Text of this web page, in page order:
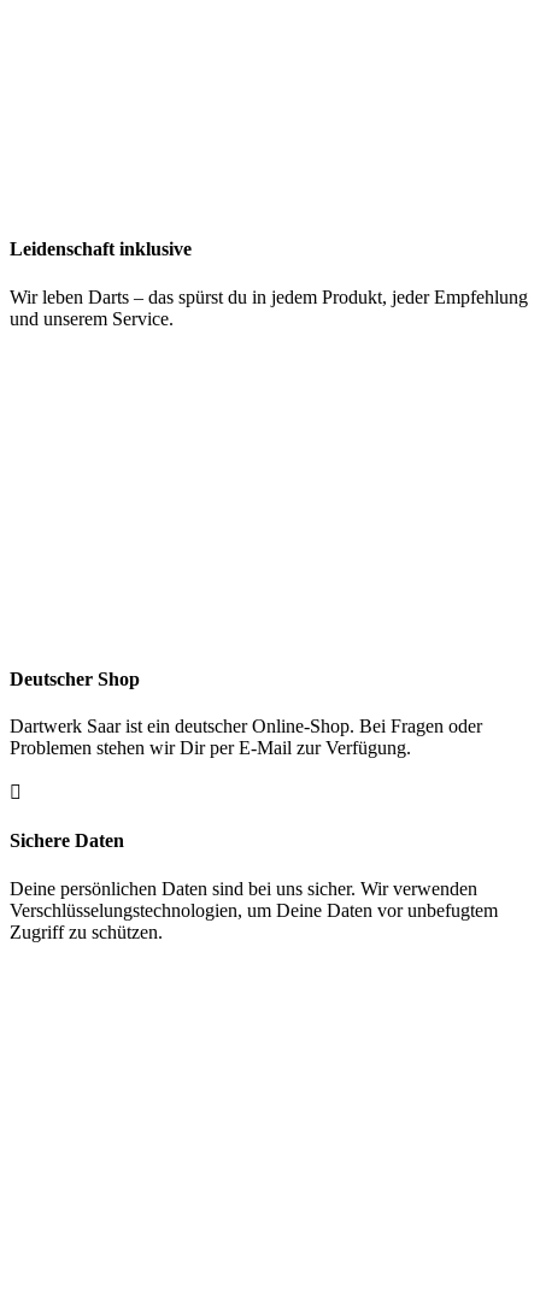
Leidenschaft inklusive
Wir leben Darts – das spürst du in jedem Produkt, jeder Empfehlung
und unserem Service.
Deutscher Shop
Dartwerk Saar ist ein deutscher Online-Shop. Bei Fragen oder
Problemen stehen wir Dir per E-Mail zur Verfügung.

Sichere Daten
Deine persönlichen Daten sind bei uns sicher. Wir verwenden
Verschlüsselungstechnologien, um Deine Daten vor unbefugtem
Zugriff zu schützen.